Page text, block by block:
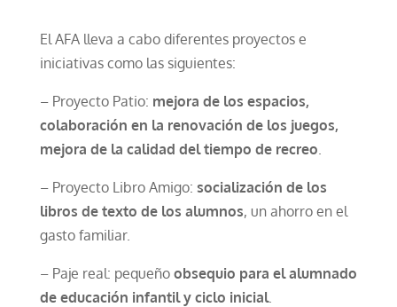
El AFA lleva a cabo diferentes proyectos e
iniciativas como las siguientes:
– Proyecto Patio: mejora de los espacios,
colaboración en la renovación de los juegos,
mejora de la calidad del tiempo de recreo
– Proyecto Libro Amigo: socialización de los
libros de texto de los alumnos, un ahorro en el
gasto familiar.
– Paje real: pequeño obsequio para el alumnado
de educación infantil y ciclo inicial.